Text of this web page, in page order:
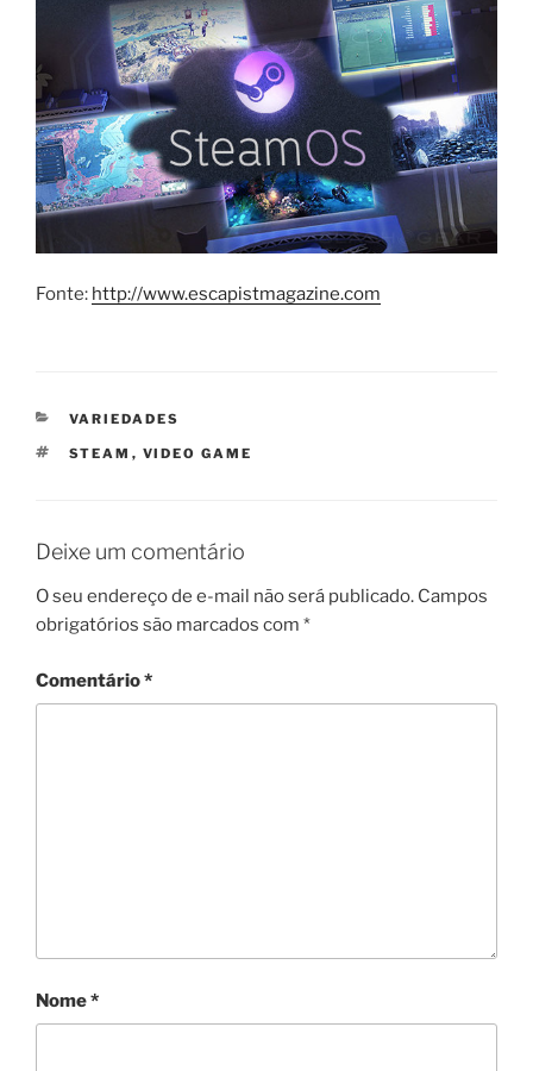
Fonte: http://www.escapistmagazine.com
CATEGORIAS
VARIEDADES
TAGS
STEAM , VIDEO GAME
Deixe um comentário
O seu endereço de e-mail não será publicado. Campos
obrigatórios são marcados com *
Comentário*
Nome*